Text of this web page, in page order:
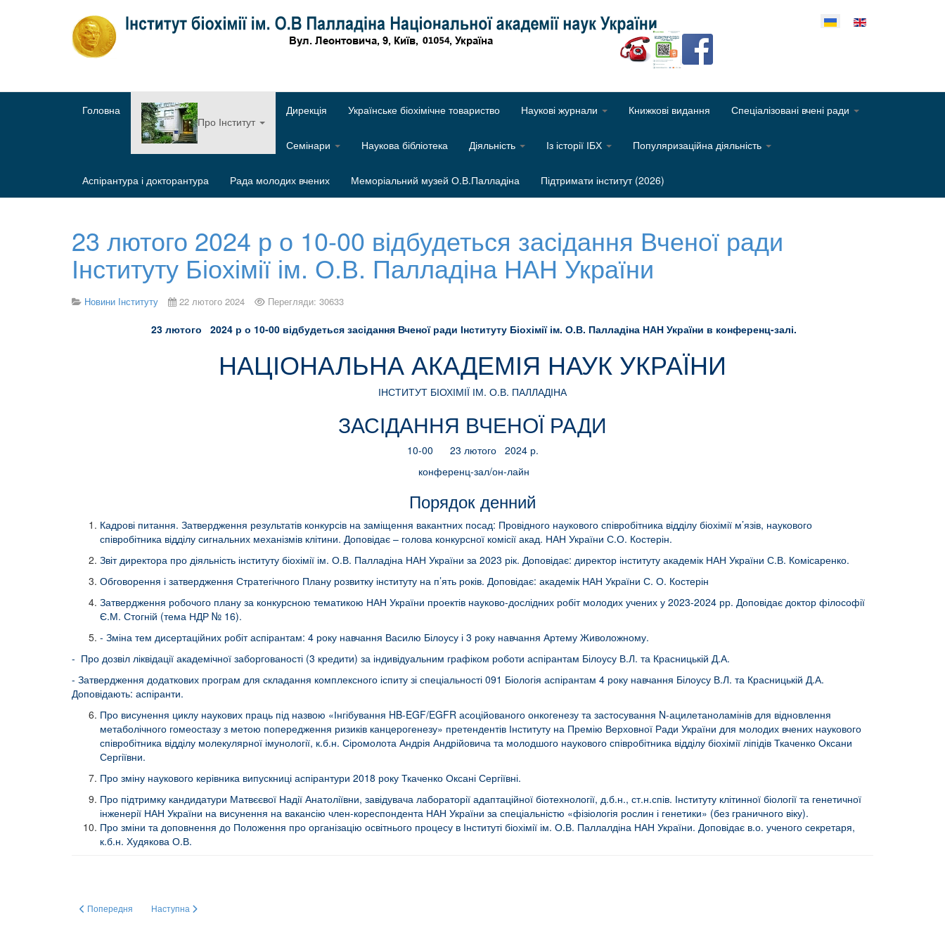
Оберіть свою мову
Головна
Про Інститут
Дирекція Українське біохімічне товариство Наукові журнали Книжкові видання Спеціалізовані вчені ради
Семінари Наукова бібліотека Діяльність Із історії ІБХ Популяризаційна діяльність
Аспірантура і докторантура Рада молодих вчених Меморіальний музей О.В.Палладіна Підтримати інститут (2026)
23 лютого 2024 р о 10-00 відбудеться засідання Вченої ради
Інституту Біохімії ім. О.В. Палладіна НАН України
Новини Інституту 22 лютого 2024 Перегляди: 30633
23 лютого 2024 р о 10-00 відбудеться засідання Вченої ради Інституту Біохімії ім. О.В. Палладіна НАН України в конференц-залі.
НАЦІОНАЛЬНА АКАДЕМІЯ НАУК УКРАЇНИ
ІНСТИТУТ БІОХІМІЇ ІМ. О.В. ПАЛЛАДІНА
ЗАСІДАННЯ ВЧЕНОЇ РАДИ
10-00 23 лютого 2024 р.
конференц-зал/он-лайн
Порядок денний
Кадрові питання. Затвердження результатів конкурсів на заміщення вакантних посад: Провідного наукового співробітника відділу біохімії м’язів, наукового
співробітника відділу сигнальних механізмів клітини. Доповідає – голова конкурсної комісії акад. НАН України С.О. Костерін.
Звіт директора про діяльність інституту біохімії ім. О.В. Палладіна НАН України за 2023 рік. Доповідає: директор інституту академік НАН України С.В. Комісаренко.
Обговорення і затвердження Стратегічного Плану розвитку інституту на п’ять років. Доповідає: академік НАН України С. О. Костерін
Затвердження робочого плану за конкурсною тематикою НАН України проектів науково-дослідних робіт молодих учених у 2023-2024 рр. Доповідає доктор філософії
Є.М. Стогній (тема НДР № 16).
- Зміна тем дисертаційних робіт аспірантам: 4 року навчання Василю Білоусу і 3 року навчання Артему Живоложному.
- Про дозвіл ліквідації академічної заборгованості (3 кредити) за індивідуальним графіком роботи аспірантам Білоусу В.Л. та Красницькій Д.А.
- Затвердження додаткових програм для складання комплексного іспиту зі спеціальності 091 Біологія аспірантам 4 року навчання Білоусу В.Л. та Красницькій Д.А.
Доповідають: аспіранти.
Про висунення циклу наукових праць під назвою «Інгібування HB-EGF/EGFR асоційованого онкогенезу та застосування N-ацилетаноламінів для відновлення
метаболічного гомеостазу з метою попередження ризиків канцерогенезу» претендентів Інституту на Премію Верховної Ради України для молодих вчених наукового
співробітника відділу молекулярної імунології, к.б.н. Сіромолота Андрія Андрійовича та молодшого наукового співробітника відділу біохімії ліпідів Ткаченко Оксани
Сергіївни.
Про зміну наукового керівника випускниці аспірантури 2018 року Ткаченко Оксані Сергіївні.
Про підтримку кандидатури Матвєєвої Надії Анатоліївни, завідувача лабораторії адаптаційної біотехнології, д.б.н., ст.н.спів. Інституту клітинної біології та генетичної
інженерії НАН України на висунення на вакансію член-кореспондента НАН України за спеціальністю «фізіологія рослин і генетики» (без граничного віку).
Про зміни та доповнення до Положення про організацію освітнього процесу в Інституті біохімії ім. О.В. Паллалдіна НАН України. Доповідає в.о. ученого секретаря,
к.б.н. Худякова О.В.
Попередня стаття: ТЕЛЕФОННИЙ ДОВІДНИК ОНОВЛЕНО!
Попередня Наступна стаття: Cтруктура, функції та молекулярні механізми інгібування активних сайтів ключових протеїнів гемостазу
Наступна